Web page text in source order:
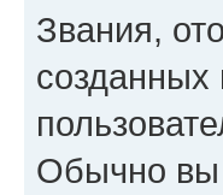
Звания,
Обычно вы